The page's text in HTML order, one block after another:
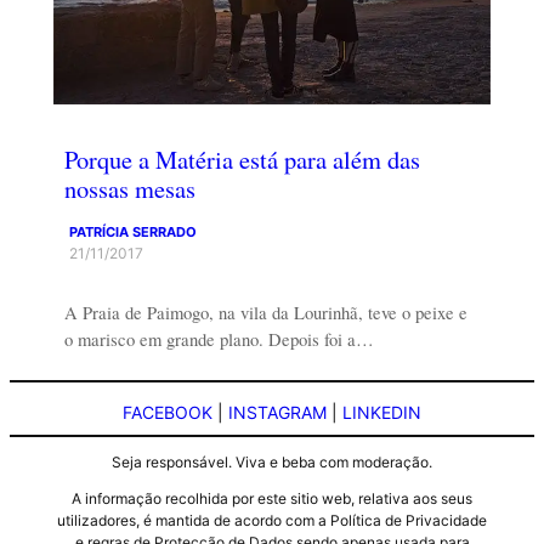
Porque a Matéria está para além das
nossas mesas
PATRÍCIA SERRADO
21/11/2017
A Praia de Paimogo, na vila da Lourinhã, teve o peixe e
o marisco em grande plano. Depois foi a…
FACEBOOK INSTAGRAM LINKEDIN
Seja responsável. Viva e beba com moderação.
A informação recolhida por este sitio web, relativa aos seus
utilizadores, é mantida de acordo com a Política de Privacidade